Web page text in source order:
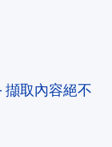
取內容絕不